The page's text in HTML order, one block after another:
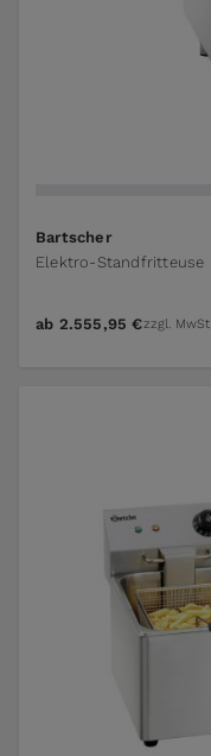
Bartscher
Elektro-Standfritteuse
ab 2.555,95 €zzgl. MwSt.